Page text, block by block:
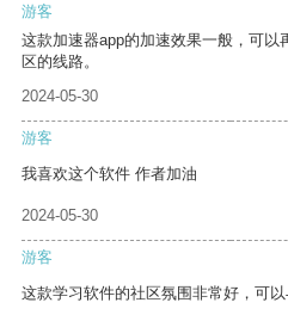
游客
这款加速器app的加速效果一般，可
区的线路。
2024-05-30
游客
我喜欢这个软件 作者加油
2024-05-30
游客
这款学习软件的社区氛围非常好，可以